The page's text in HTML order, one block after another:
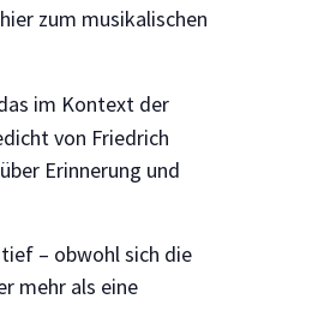
zum musikalischen
im Kontext der
von Friedrich
Erinnerung und
– obwohl sich die
mehr als eine